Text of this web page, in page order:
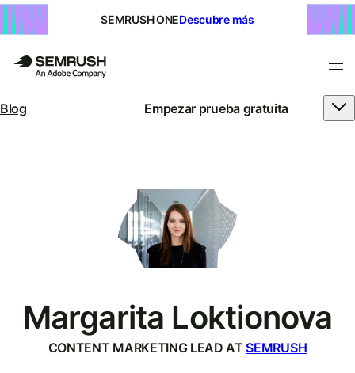
SEMRUSH ONEDescubre más
Blog Empezar prueba gratuita
Margarita Loktionova
CONTENT MARKETING LEAD ATSEMRUSH